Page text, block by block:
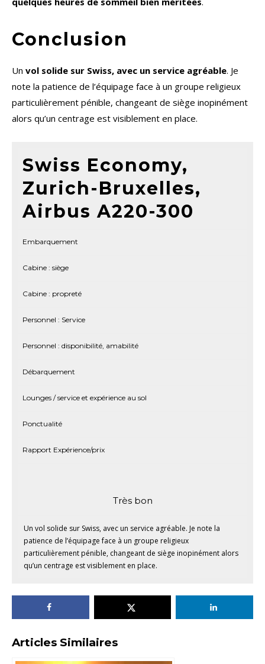
Conclusion
Un vol solide sur Swiss, avec un service agréable. Je
note la patience de l’équipage face à un groupe religieux
particulièrement pénible, changeant de siège inopinément
alors qu’un centrage est visiblement en place.
Swiss Economy,
Zurich-Bruxelles,
Airbus A220-300
Embarquement
Cabine : siège
Cabine : propreté
Personnel : Service
Personnel : disponibilité, amabilité
Débarquement
Lounges / service et expérience au sol
Ponctualité
Rapport Expérience/prix
Très bon
Un vol solide sur Swiss, avec un service agréable. Je note la
patience de l’équipage face à un groupe religieux
particulièrement pénible, changeant de siège inopinément alors
qu’un centrage est visiblement en place.
Articles Similaires